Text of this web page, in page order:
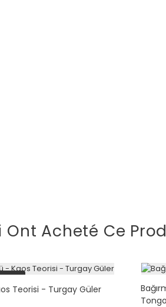
Ont Acheté Ce
Teorisi - Turgay Güler